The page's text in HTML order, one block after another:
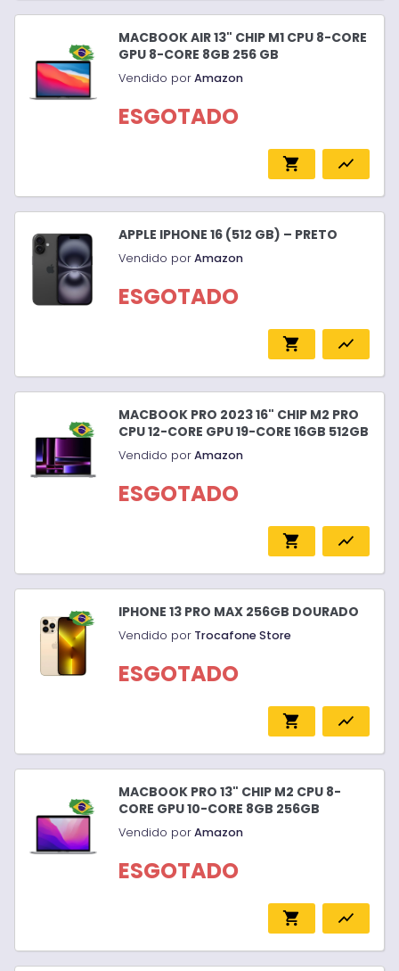
MACBOOK AIR 13" CHIP M1 CPU 8-CORE
GPU 8-CORE 8GB 256 GB
Vendido porAmazon
ESGOTADO
shopping_cart show_chart
APPLE IPHONE 16 (512 GB) – PRETO
Vendido porAmazon
ESGOTADO
shopping_cart show_chart
MACBOOK PRO 2023 16" CHIP M2 PRO
CPU 12-CORE GPU 19-CORE 16GB 512GB
Vendido porAmazon
ESGOTADO
shopping_cart show_chart
IPHONE 13 PRO MAX 256GB DOURADO
Vendido por Trocafone Store
ESGOTADO
shopping_cart show_chart
MACBOOK PRO 13" CHIP M2 CPU 8-
CORE GPU 10-CORE 8GB 256GB
Vendido porAmazon
ESGOTADO
shopping_cart show_chart